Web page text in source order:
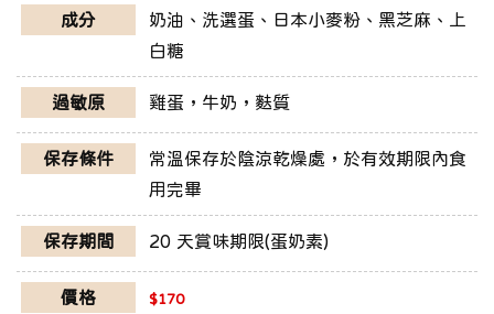
成分
奶油、洗選蛋、日本小麥粉、黑芝麻、上
白糖
過敏原 雞蛋，牛奶，麩質
保存條件
常溫保存於陰涼乾燥處，於有效期限內食
用完畢
保存期間 20 天賞味期限(蛋奶素)
價格 $170